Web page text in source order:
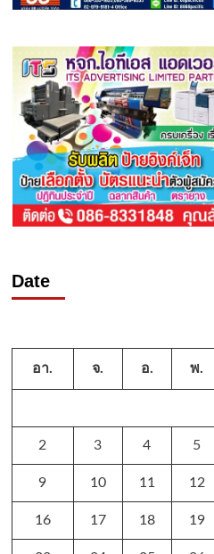
Date
อา. จ. อ. พ.
2 3 4 5
9 10 11 12
16 17 18 19